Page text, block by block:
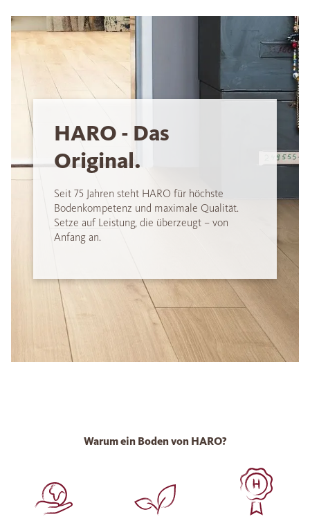
HARO - Das
Original.
Seit 75 Jahren steht HARO für höchste
Bodenkompetenz und maximale Qualität.
Setze auf Leistung, die überzeugt – von
Anfang an.
Warum ein Boden von HARO?